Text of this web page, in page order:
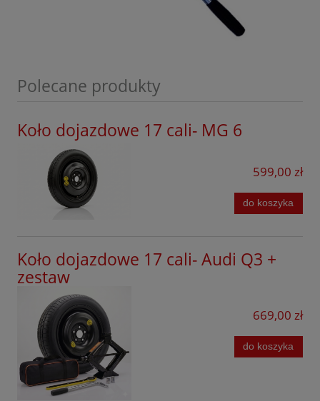
Renault
Seat
Seres
Skoda
Subaru
Suzuki
Tesla
SsangYong
Tiggo
Polecane produkty
Koło dojazdowe 17 cali- MG 6
599,00 zł
do koszyka
Koło dojazdowe 17 cali- Audi Q3 +
zestaw
669,00 zł
do koszyka